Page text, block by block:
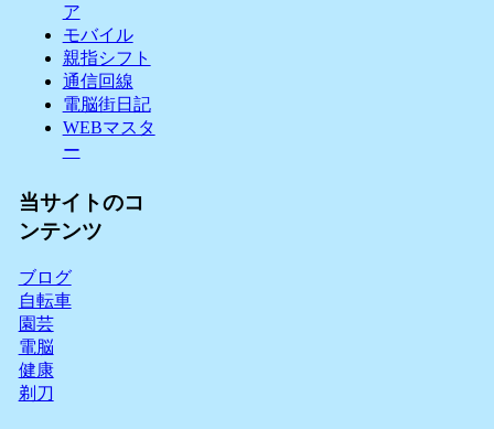
ア
モバイル
親指シフト
通信回線
電脳街日記
WEBマスタ
ー
当サイトのコ
ンテンツ
ブログ
自転車
園芸
電脳
健康
剃刀